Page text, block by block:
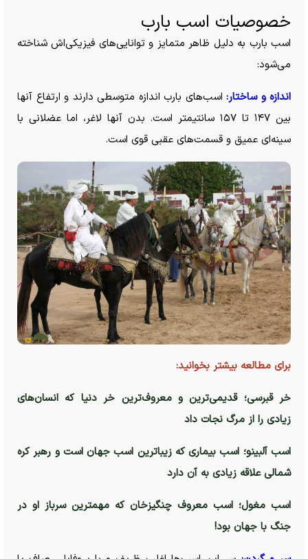
خصوصیات اسب بارب
اسب بارب به دلیل ظاهر متمایز و توانایی‌های فیزیکی‌اش شناخته
می‌شود:
اندازه و ساختار: اسب‌های بارب اندازه متوسطی دارند و ارتفاع آنها
بین ۱۴۷ تا ۱۵۷ سانتیمتر است. بدن آنها لاغر، اما عضلانی با
سینه‌ای عمیق و قسمت‌های عقبی قوی است.
برای مطالعه بیشتر بخوانید:
خر قبرسی؛ قدیمی‌ترین و معروف‌ترین خر دنیا که انسان‌های
زیادی را از مرگ نجات داد
اسب آلبینو؛ اسب بیماری که زیباترین اسب جهان است و رهبر کره
شمالی علاقه زیادی به آن دارد
اسب مغول؛ اسب معروف چنگیزخان که مهمترین سرباز او در
جنگ با جهان بود!